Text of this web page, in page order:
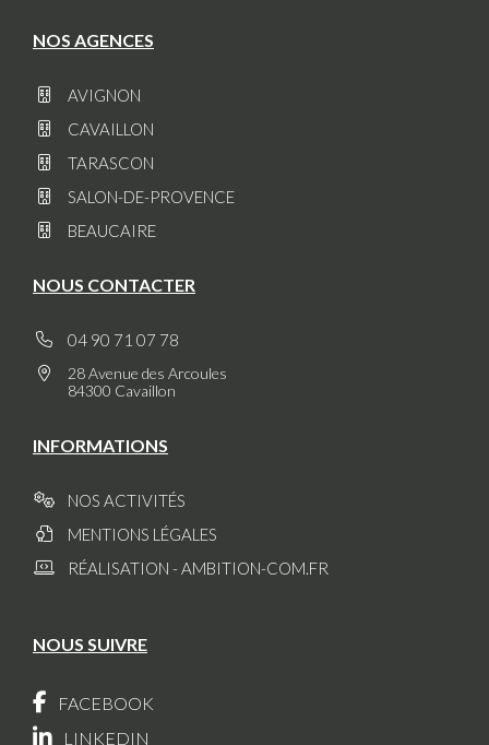
NOS AGENCES
AVIGNON
CAVAILLON
TARASCON
SALON-DE-PROVENCE
BEAUCAIRE
NOUS CONTACTER
04 90 71 07 78
28 Avenue des Arcoules
84300 Cavaillon
INFORMATIONS
NOS ACTIVITÉS
MENTIONS LÉGALES
RÉALISATION - AMBITION-COM.FR
NOUS SUIVRE
FACEBOOK
LINKEDIN